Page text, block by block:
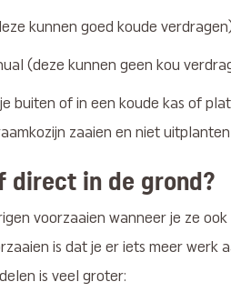
kunnen goed koude
(deze kunnen geen kou
buiten of in een koude kas of
zaaien en niet uitplanten
direct in de grond?
voorzaaien wanneer je ze
is dat je er iets meer werk
is veel groter: